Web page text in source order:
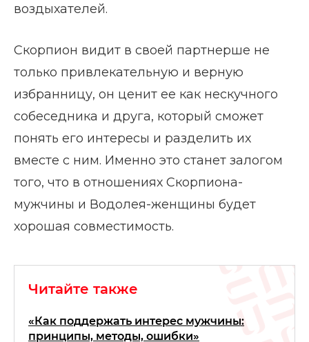
воздыхателей.
Скорпион видит в своей партнерше не
только привлекательную и верную
избранницу, он ценит ее как нескучного
собеседника и друга, который сможет
понять его интересы и разделить их
вместе с ним. Именно это станет залогом
того, что в отношениях Скорпиона-
мужчины и Водолея-женщины будет
хорошая совместимость.
Читайте также
«Как поддержать интерес мужчины:
принципы, методы, ошибки»